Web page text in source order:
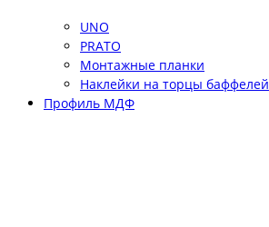
UNO
PRATO
Монтажные планки
Наклейки на торцы баффелей
Профиль МДФ